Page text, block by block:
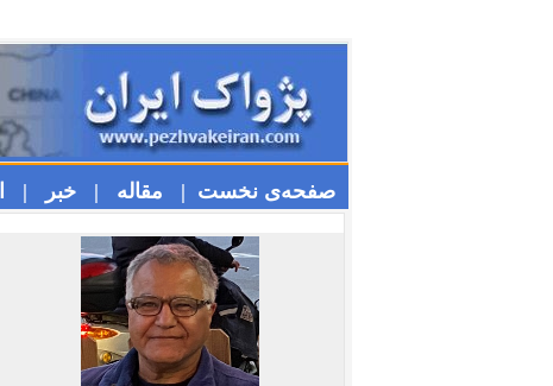
صفحه‌ی نخست | مقاله | خبر |